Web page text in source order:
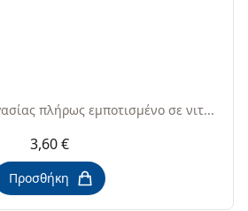
πλήρως εμποτισμένο σε νιτ...
3,60 €
Προσθήκη